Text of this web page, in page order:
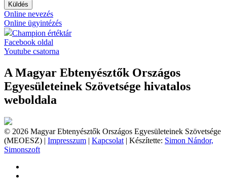
Küldés
Online nevezés
Online ügyintézés
Champion értéktár
Facebook oldal
Youtube csatorna
A Magyar Ebtenyésztők Országos
Egyesületeinek Szövetsége hivatalos
weboldala
© 2026 Magyar Ebtenyésztők Országos Egyesületeinek Szövetsége
(MEOESZ) | Impresszum | Kapcsolat | Készítette: Simon Nándor,
Simonszoft